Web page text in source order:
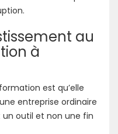
au
à
est qu’elle
entreprise ordinaire
outil et non une fin